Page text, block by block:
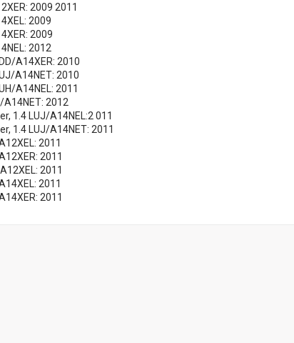
2009 2011
2009
2009
2012
A14XER: 2010
A14NET: 2010
A14NEL: 2011
A14NET: 2012
1.4 LUJ/A14NEL:2 011
1.4 LUJ/A14NET: 2011
2011
2011
2011
2011
2011